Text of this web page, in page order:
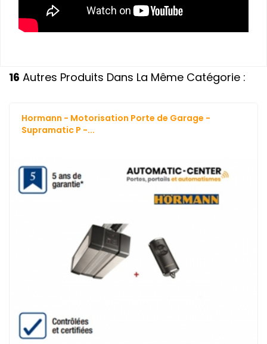
16 Autres Produits Dans La Même Catégorie :
Hormann - Motorisation Porte de Garage -
Supramatic P -...